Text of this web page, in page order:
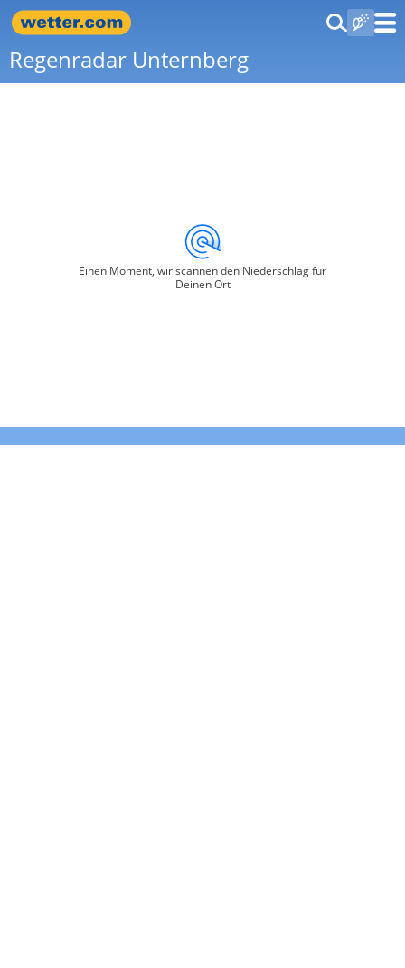
Regenradar Unternberg
Einen Moment, wir scannen den Niederschlag für
Deinen Ort